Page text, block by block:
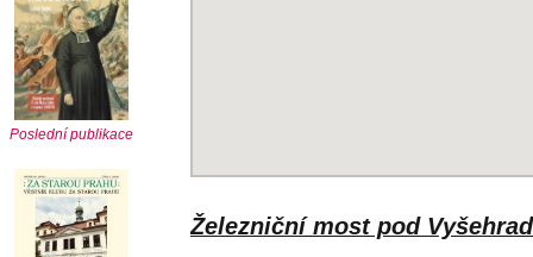
Poslední publikace
Železniční most pod